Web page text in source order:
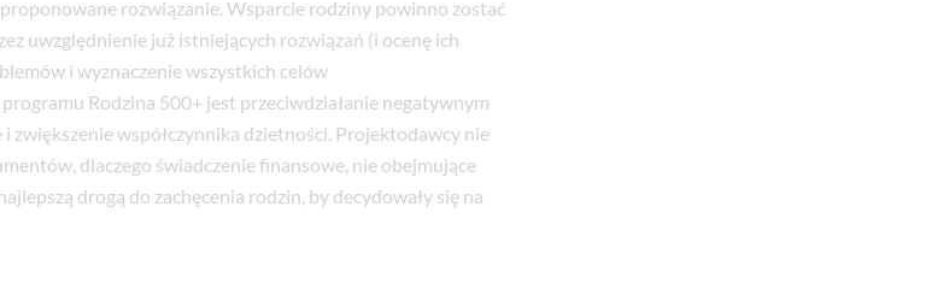
rozwiązanie. Wsparcie rodziny powinno zostać
uwzględnienie już istniejących rozwiązań (i ocenę ich
i wyznaczenie wszystkich celów
Rodzina 500+ jest przeciwdziałanie negatywnym
zwiększenie współczynnika dzietności. Projektodawcy nie
dlaczego świadczenie finansowe, nie obejmujące
drogą do zachęcenia rodzin, by decydowały się na